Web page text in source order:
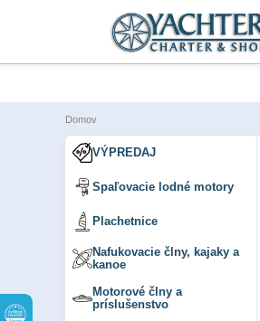
Domov
VÝPREDAJ
Spaľovacie lodné motory
Plachetnice
Nafukovacie člny, kajaky a
kanoe
Motorové člny a
príslušenstvo